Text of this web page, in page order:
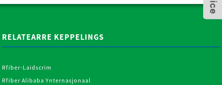
RELATEARRE KEPPELINGS
Rfiber-Laidscrim
Rfiber Alibaba Ynternasjonaal